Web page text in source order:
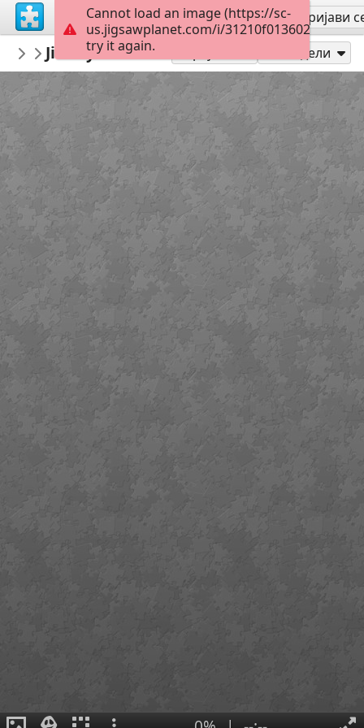
Региструј се Пријави
montgomerymfa
...
Jimmy Lee Sudduth_Log Cabin_Hard
Подели
Cannot load an image (https://sc-
us.jigsawplanet.com/i/
try it again.